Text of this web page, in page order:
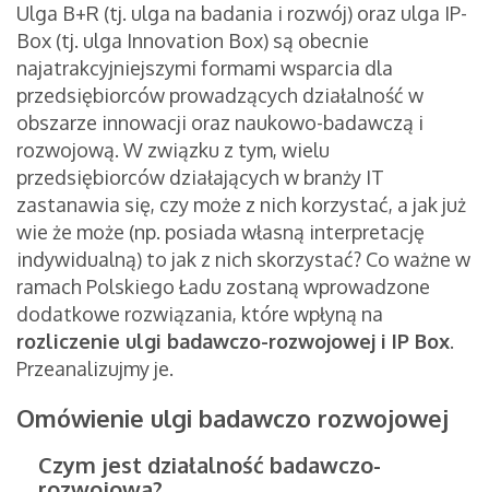
Czy jest możliwe połączenie ulgi B+R z ulgą IP-
Box?
Jak Polski Ład wpłynie na rozliczenie ulgi
badawczo-rozwojowej i IP Box?
Ulga B+R (tj. ulga na badania i rozwój) oraz ulga IP-
Box (tj. ulga Innovation Box) są obecnie
najatrakcyjniejszymi formami wsparcia dla
przedsiębiorców prowadzących działalność w
obszarze innowacji oraz naukowo-badawczą i
rozwojową. W związku z tym, wielu
przedsiębiorców działających w branży IT
zastanawia się, czy może z nich korzystać, a jak już
wie że może (np. posiada własną interpretację
indywidualną) to jak z nich skorzystać? Co ważne w
ramach Polskiego Ładu zostaną wprowadzone
dodatkowe rozwiązania, które wpłyną na
rozliczenie ulgi badawczo-rozwojowej i IP Box.
Przeanalizujmy je.
Omówienie ulgi badawczo rozwojowej
Czym jest działalność badawczo-